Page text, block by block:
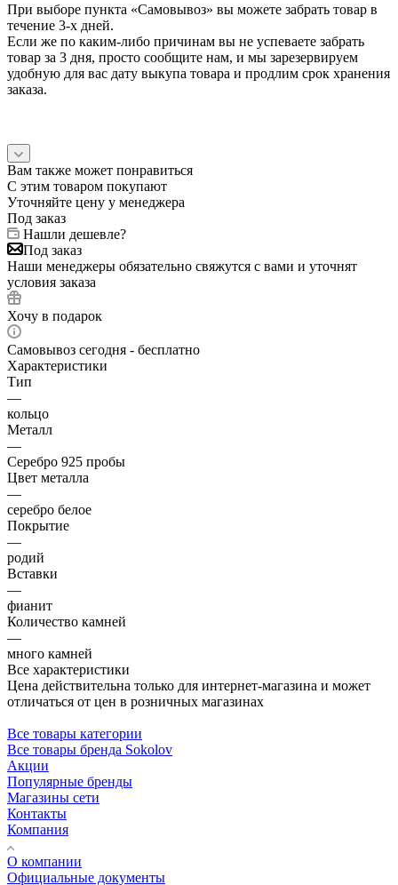
При выборе пункта «Самовывоз» вы можете забрать товар в
течение 3-х дней.
Если же по каким-либо причинам вы не успеваете забрать
товар за 3 дня, просто сообщите нам, и мы зарезервируем
удобную для вас дату выкупа товара и продлим срок хранения
заказа.
Вам также может понравиться
С этим товаром покупают
Уточняйте цену у менеджера
Под заказ
Нашли дешевле?
Под заказ
Наши менеджеры обязательно свяжутся с вами и уточнят
условия заказа
Хочу в подарок
Самовывоз сегодня - бесплатно
Характеристики
Тип
—
кольцо
Металл
—
Серебро 925 пробы
Цвет металла
—
серебро белое
Покрытие
—
родий
Вставки
—
фианит
Количество камней
—
много камней
Все характеристики
Цена действительна только для интернет-магазина и может
отличаться от цен в розничных магазинах
Все товары категории
Все товары бренда Sokolov
Акции
Популярные бренды
Магазины сети
Контакты
Компания
О компании
Официальные документы